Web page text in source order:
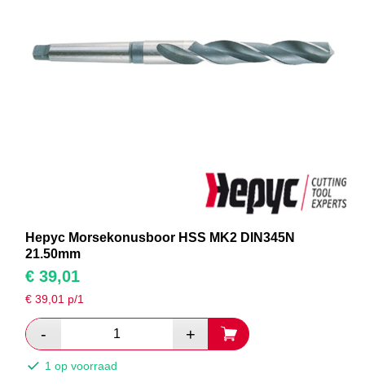
Hepyc Morsekonusboor HSS MK2 DIN345N
21.50mm
€ 39,01
€39,01 p/1
1 op voorraad